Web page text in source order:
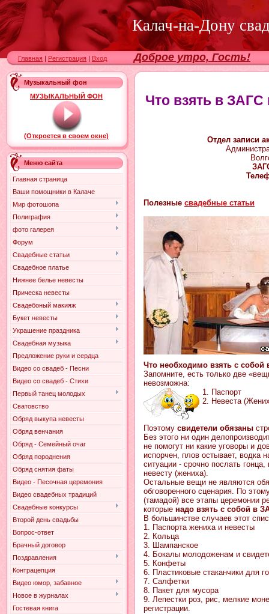
Калач-на-Дону
Главная | Регистрация | Вход Доброе утро, Гость!
Музыкальный фон
МУЗЫКАЛЬНЫЙ ФОН
(Откроется в своем окне)
Меню сайта
Главная страница
Ваши помощники в Калаче
Мир фотошопа
Полиграфия
фото галерея
Форум
Свадебные статьи
Свадебное платье
Нижнее белье невесты
Прическа невесты
Свадебоный макияж
Букет невесты
Украшение праздника
Свадебная музыка
Предложение руки и сердца
Видео со свадеб - Песни
Видео со свадеб - Стихи
Первый танец молодых
Сватовство
Обряд выкупа невесты
Обряд венчания
Обряд - Семейный очаг
Обряд породнения
Обряд снятия фаты
Видео - Песочная церемония
Видео свадебных традиций
Свадебные конкурсы
Второй день свадьбы
Вопрос-ответ
Брачный договор
Поздравления
Контрацепция
Видео юмор, забавное
Новое в журналах
Гостевая книга
Что взять в
Отдел записи
Полезные свадебные статьи
Что необходимо взять с собой
Запомните, есть только две
невозможна:
1. Паспорт
2. Невеста
Поэтому свидетели обязаны
Без этого ни один
не помогут ни какие уговоры и
испорчен, плов остывает, водка
ситуации - срочно послать
невесту (жениха).
Остальные вещи не являются
обговоренного сценария. По
(тамадой) все этапы церемонии
которые надо взять с собой в
В большинстве случаев этот
1. Паспорта жениха и невесты
2. Кольца
3. Шампанское
4. Бокалы молодоженам и
5. Конфеты
6. Пластиковые стаканчики для
7. Салфетки
8. Пакет для мусора
9. Лепестки роз, рис, мелкие
регистрации.